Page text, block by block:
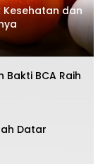
dan
Bakti BCA Raih
Datar